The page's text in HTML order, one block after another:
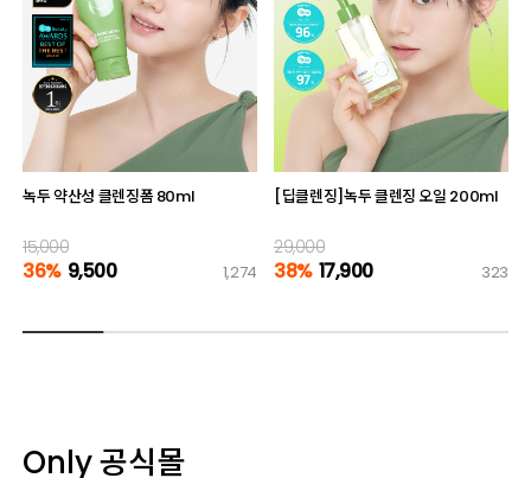
녹두 약산성 클렌징폼 80ml
15,000
36% 9,500 1,274
[딥클렌징]녹두 클렌징 오일 200ml
29,000
38% 17,900 323
Only 공식몰